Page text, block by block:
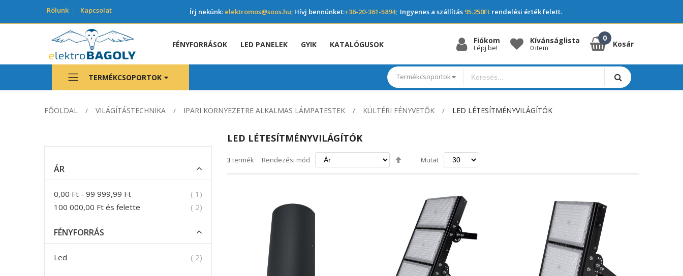
Rólunk Kapcsolat Írj nekünk: elektromos@soos.hu; Hívj bennünket:+36-20-361-5894; Ingyenes a szállítás 95.250Ft rendelési érték felett.
FÉNYFORRÁSOK LED PANELEK GYIK KATALÓGUSOK Fiókom
Lépj be!
Kívánságlista
0 item Kosár
TERMÉKCSOPORTOK Termékcsoportok
FŐOLDAL VILÁGÍTÁSTECHNIKA IPARI KÖRNYEZETRE ALKALMAS LÁMPATESTEK KÜLTÉRI FÉNYVETŐK LED LÉTESÍTMÉNYVILÁGÍTÓK
LED LÉTESÍTMÉNYVILÁGÍTÓK
3 termék Rendezési mód
Csökkenő
Mutat
ÁR
0,00 Ft - 99 999,99 Ft 1 termék
100 000,00 Ft és felette 2termék
FÉNYFORRÁS
Led 2termék